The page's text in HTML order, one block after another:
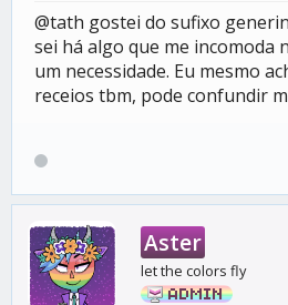
@tath gostei do sufixo
sei há algo que me incomoda
um necessidade. Eu mesmo
receios tbm, pode confundir
Aster
let the colors fly